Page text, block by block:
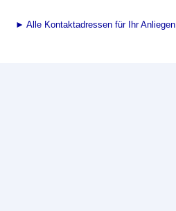
► Alle Kontaktadressen für Ihr Anliegen